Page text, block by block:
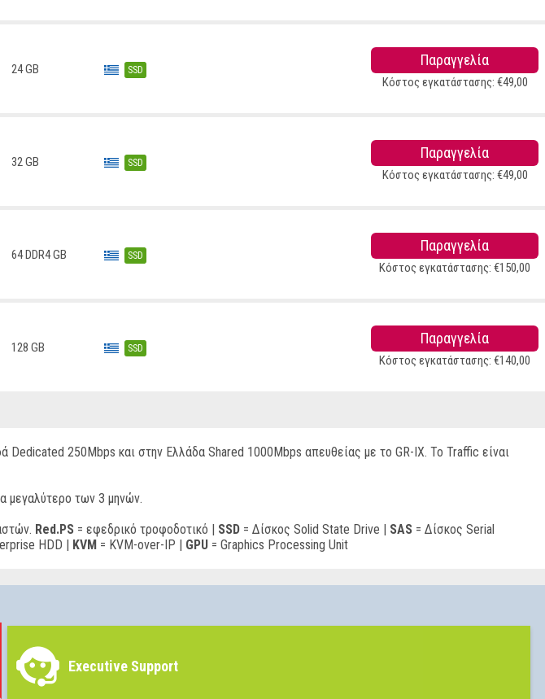
24 GB SSD
Παραγγελία
Κόστος εγκατάστασης: €49,00
32 GB SSD
Παραγγελία
Κόστος εγκατάστασης: €49,00
64 DDR4 GB SSD
Παραγγελία
Κόστος εγκατάστασης: €150,00
128 GB SSD
Παραγγελία
Κόστος εγκατάστασης: €140,00
250Mbps και στην Ελλάδα Shared 1000Mbps απευθείας με το GR-IX. To Traffic είναι
μεγαλύτερο των 3 μηνών.
Red.PS = εφεδρικό τροφοδοτικό | SSD = Δίσκος Solid State Drive | SAS = Δίσκος Serial
HDD | KVM = KVM-over-IP | GPU = Graphics Processing Unit
Executive Support